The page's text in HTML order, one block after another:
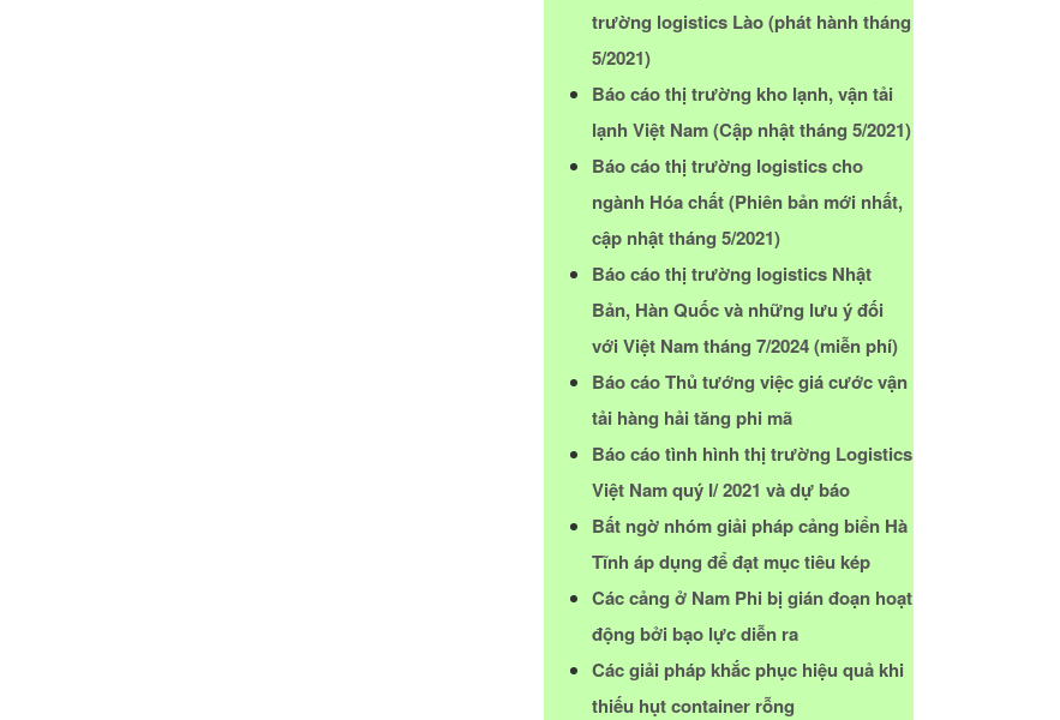
trường logistics Lào (phát hành tháng
5/2021)
Báo cáo thị trường kho lạnh, vận tải
lạnh Việt Nam (Cập nhật tháng 5/2021)
Báo cáo thị trường logistics cho
ngành Hóa chất (Phiên bản mới nhất,
cập nhật tháng 5/2021)
Báo cáo thị trường logistics Nhật
Bản, Hàn Quốc và những lưu ý đối
với Việt Nam tháng 7/2024 (miễn phí)
Báo cáo Thủ tướng việc giá cước vận
tải hàng hải tăng phi mã
Báo cáo tình hình thị trường Logistics
Việt Nam quý I/ 2021 và dự báo
Bất ngờ nhóm giải pháp cảng biển Hà
Tĩnh áp dụng để đạt mục tiêu kép
Các cảng ở Nam Phi bị gián đoạn hoạt
động bởi bạo lực diễn ra
Các giải pháp khắc phục hiệu quả khi
thiếu hụt container rỗng